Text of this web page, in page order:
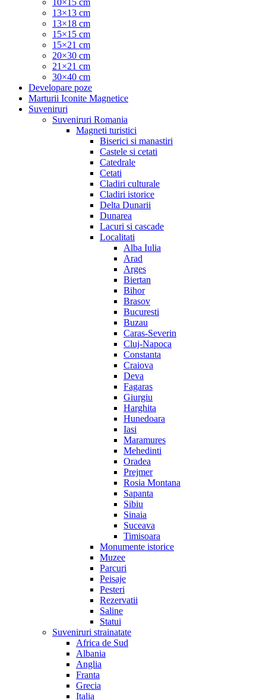
10×15 cm
13×13 cm
13×18 cm
15×15 cm
15×21 cm
20×30 cm
21×21 cm
30×40 cm
Developare poze
Marturii Iconite Magnetice
Suveniruri
Suveniruri Romania
Magneti turistici
Biserici si manastiri
Castele si cetati
Catedrale
Cetati
Cladiri culturale
Cladiri istorice
Delta Dunarii
Dunarea
Lacuri si cascade
Localitati
Alba Iulia
Arad
Arges
Biertan
Bihor
Brasov
Bucuresti
Buzau
Caras-Severin
Cluj-Napoca
Constanta
Craiova
Deva
Fagaras
Giurgiu
Harghita
Hunedoara
Iasi
Maramures
Mehedinti
Oradea
Prejmer
Rosia Montana
Sapanta
Sibiu
Sinaia
Suceava
Timisoara
Monumente istorice
Muzee
Parcuri
Peisaje
Pesteri
Rezervatii
Saline
Statui
Suveniruri strainatate
Africa de Sud
Albania
Anglia
Franta
Grecia
Italia